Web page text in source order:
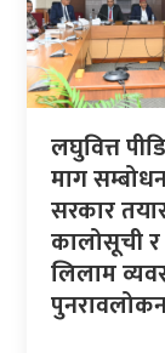
लघुवित्त
माग
सरकार
कालोसूची र
लिलाम